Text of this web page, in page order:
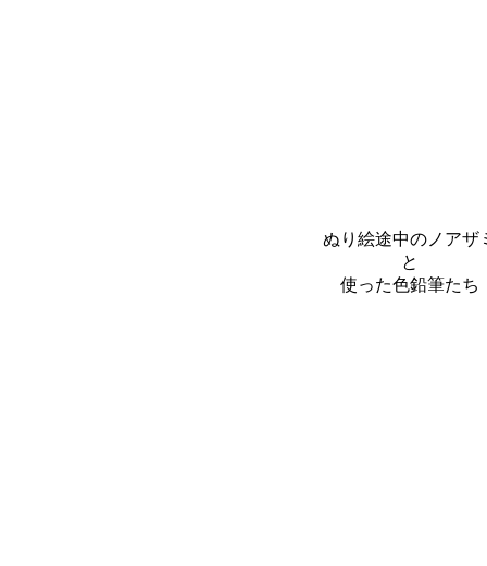
ぬり絵途中のノアザ
と
使った色鉛筆たち